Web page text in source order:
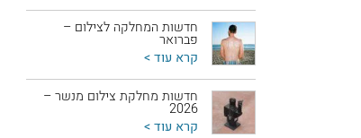
חדשות המחלקה לצילום –
פברואר
קרא עוד >
חדשות מחלקת צילום מנשר –
2026
קרא עוד >